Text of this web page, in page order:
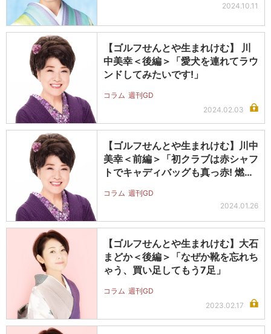
2024.10.11
【ゴルフせんとや生まれけむ】 川
中美幸＜後編＞「愛犬を連れてラウ
ンドしてみたいです!」
コラム 週刊GD
2024.02.03
【ゴルフせんとや生まれけむ】川中
美幸＜前編＞「初クラブは赤シャフ
トでキャディバッグも真っ赤! 燃え
コラム 週刊GD
2024.01.26
【ゴルフせんとや生まれけむ】大石
まどか＜後編＞「なぜか靴を忘れち
ゃう、買い足してもう7足」
コラム 週刊GD
2023.02.17